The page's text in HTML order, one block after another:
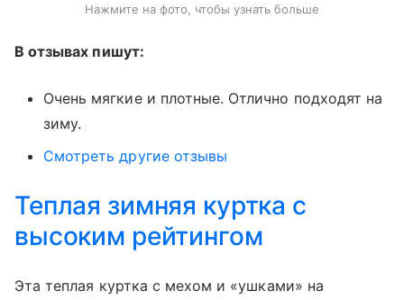
Нажмите на фото, чтобы узнать больше
В отзывах пишут:
Очень мягкие и плотные. Отлично подходят на
зиму.
Смотреть другие отзывы
Теплая зимняя куртка с
высоким рейтингом
Эта теплая куртка с мехом и «ушками» на